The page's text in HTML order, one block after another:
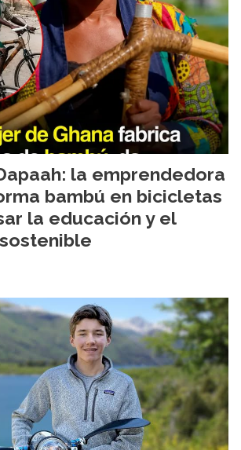
la emprendedora
bambú en bicicletas
la educación y el